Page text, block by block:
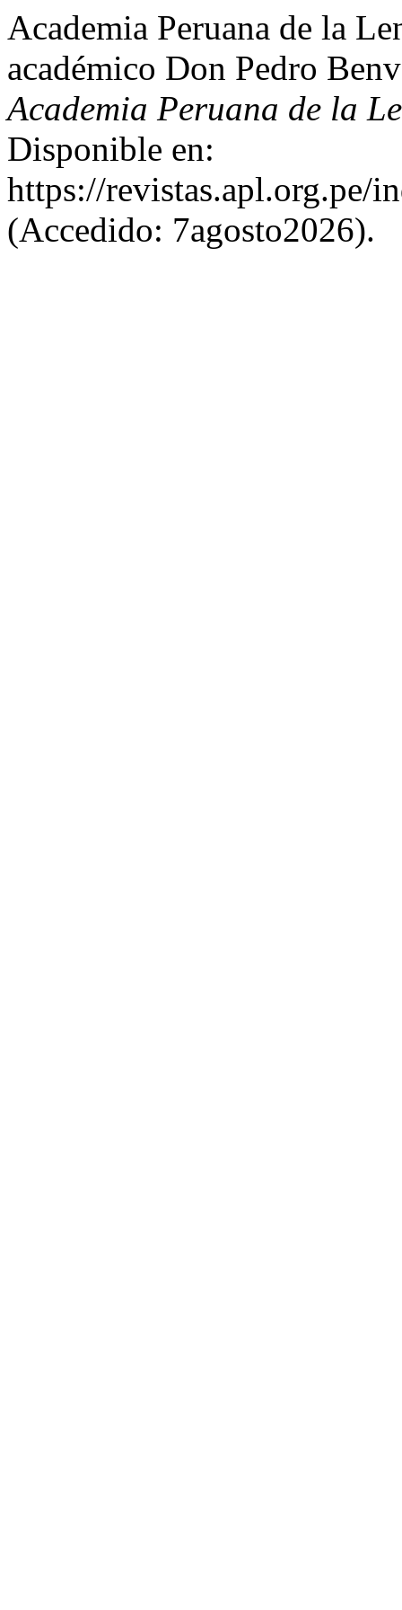
Academia Peruana de la
académico Don Pedro
Academia Peruana de la
Disponible en:
https://revistas.apl.org.pe/
(Accedido: 7agosto2026).